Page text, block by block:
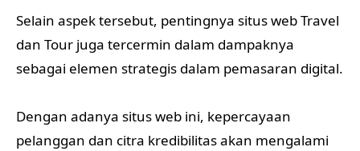
Selain aspek tersebut, pentingnya situs web Travel
dan Tour juga tercermin dalam dampaknya
sebagai elemen strategis dalam pemasaran digital.
Dengan adanya situs web ini, kepercayaan
pelanggan dan citra kredibilitas akan mengalami